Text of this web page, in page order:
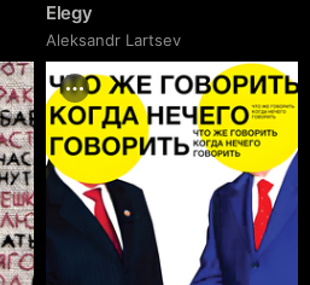
Elegy
Аleksandr Lartsev